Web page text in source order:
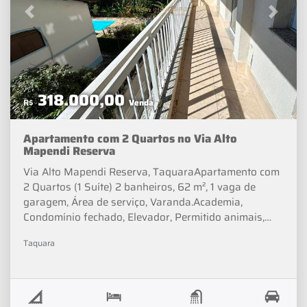
Rio de Janeiro. Além de Dicas de Decoração e Notícias
sobre o Mercado Imobiliário.
Previous Next
Apartamento com 2 Quartos no Via Alto
Mapendi Reserva
Via Alto Mapendi Reserva, TaquaraApartamento com
2 Quartos (1 Suíte) 2 banheiros, 62 m², 1 vaga de
garagem, Área de serviço, Varanda.Academia,
Condomínio fechado, Elevador, Permitido animais,
24h.Valor de Venda: R$ 318.000Condomínio: R$
DOCUMENTAÇÃO OK➤ Aceitamos carro como
entrada➤ Possibilidade de usar o FGTS com parte de
R$318.000,00Venda
Taquara